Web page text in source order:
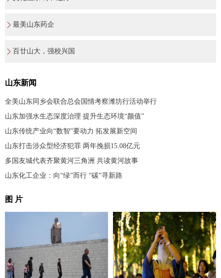
最美山东药企
百廿山大，强校兴国
山东新闻
全美山东同乡会联合总会国情考察潍坊行活动举行
山东加强水生态深度治理 提升生态环境“颜值”
山东传统产业向“数智”要动力 拓发展新空间
山东打击涉众型经济犯罪 两年挽损15.08亿元
多国友城代表齐聚黄河三角洲 共读黄河故事
山东化工企业：向“绿”而行 “碳”寻新路
图 片